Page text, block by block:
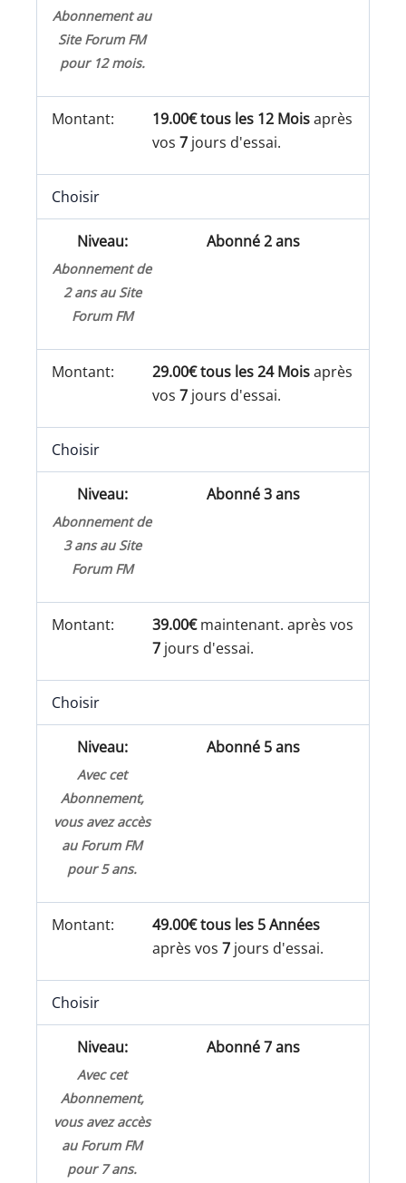
Abonnement au
Site Forum FM
pour 12 mois.
19.00€ tous les 12 Moisaprès
vos7 jours d'essai.
Choisir
Abonné 2 ans
Abonnement de
2 ans au Site
Forum FM
29.00€ tous les 24 Moisaprès
vos7 jours d'essai.
Choisir
Abonné 3 ans
Abonnement de
3 ans au Site
Forum FM
39.00€maintenant. après vos
7 jours d'essai.
Choisir
Abonné 5 ans
Avec cet
Abonnement,
vous avez accès
au Forum FM
pour 5 ans.
49.00€ tous les 5 Années
après vos7 jours d'essai.
Choisir
Abonné 7 ans
Avec cet
Abonnement,
vous avez accès
au Forum FM
pour 7 ans.